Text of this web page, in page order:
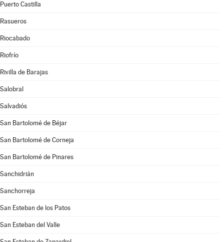
Puerto Castilla
Rasueros
Riocabado
Riofrío
Rivilla de Barajas
Salobral
Salvadiós
San Bartolomé de Béjar
San Bartolomé de Corneja
San Bartolomé de Pinares
Sanchidrián
Sanchorreja
San Esteban de los Patos
San Esteban del Valle